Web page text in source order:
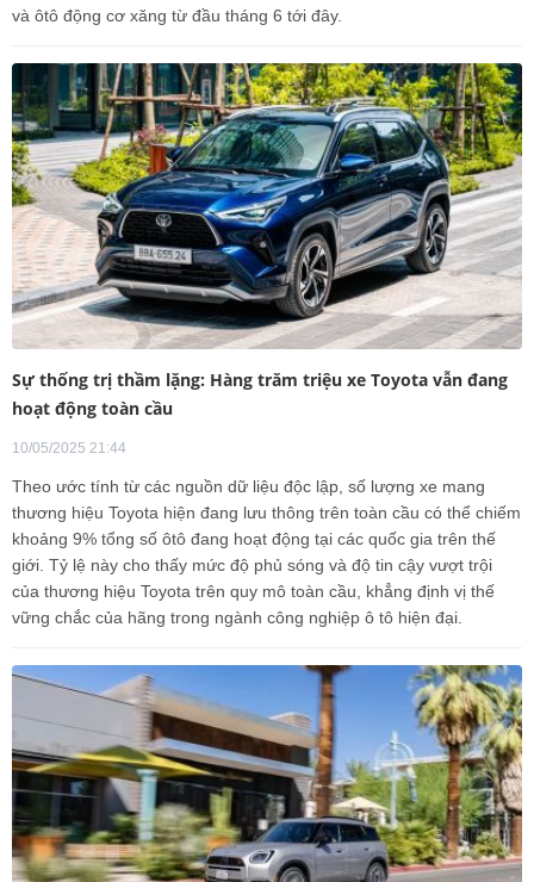
và ôtô động cơ xăng từ đầu tháng 6 tới đây.
Sự thống trị thầm lặng: Hàng trăm triệu xe Toyota vẫn đang
hoạt động toàn cầu
10/05/2025 21:44
Theo ước tính từ các nguồn dữ liệu độc lập, số lượng xe mang
thương hiệu Toyota hiện đang lưu thông trên toàn cầu có thể chiếm
khoảng 9% tổng số ôtô đang hoạt động tại các quốc gia trên thế
giới. Tỷ lệ này cho thấy mức độ phủ sóng và độ tin cậy vượt trội
của thương hiệu Toyota trên quy mô toàn cầu, khẳng định vị thế
vững chắc của hãng trong ngành công nghiệp ô tô hiện đại.